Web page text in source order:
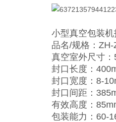
小型真空包装
品名/规格：
真空室外尺寸
封口长度：
封口宽度：8-
封口间距：
有效高度：
包装能力：60-